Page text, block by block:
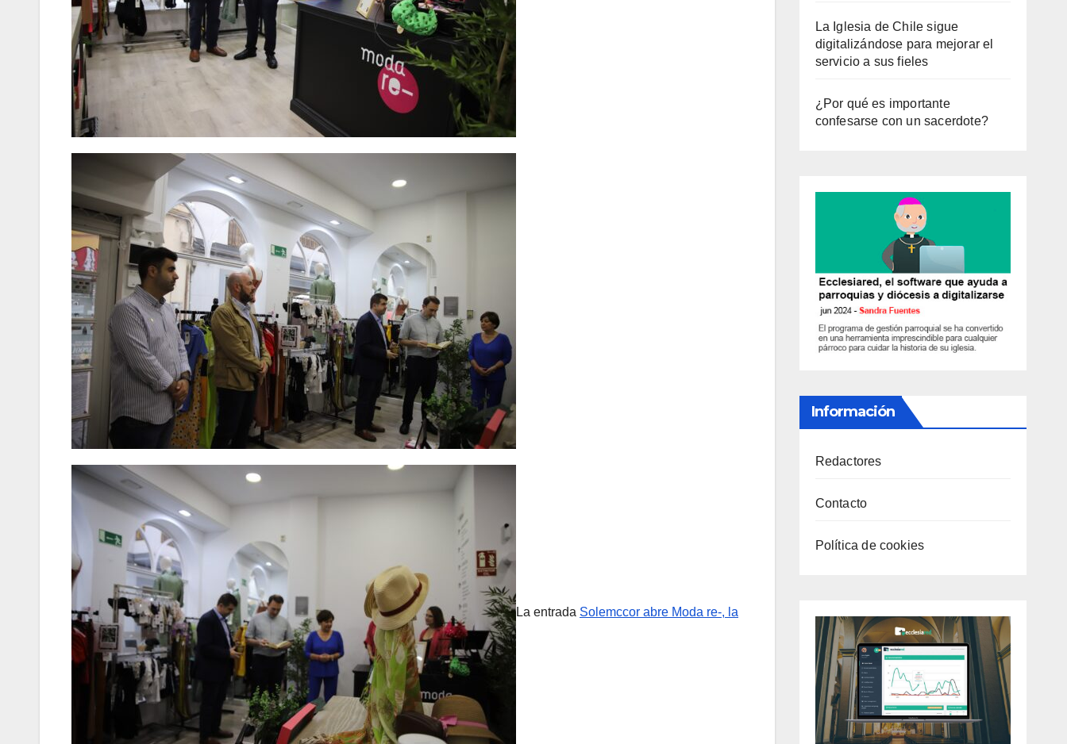
La entrada Solemccor abre Moda re-, la
La Iglesia de Chile sigue
digitalizándose para mejorar el
servicio a sus fieles
¿Por qué es importante
confesarse con un sacerdote?
Información
Redactores
Contacto
Política de cookies